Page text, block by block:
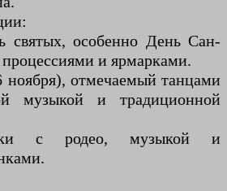
святых, особенно День Сан-
и ярмарками.
ноября), отмечаемый танцами
музыкой и традиционной
с родео, музыкой и